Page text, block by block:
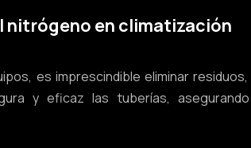
nitrógeno en climatización
es imprescindible eliminar
y eficaz las tuberías,